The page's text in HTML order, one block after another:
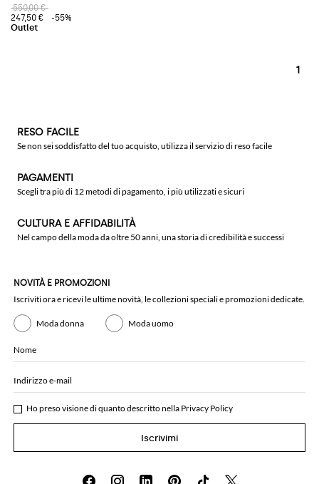
550,00 €
247,50 €
-55%
1
RESO FACILE
Se non sei soddisfatto del tuo acquisto, utilizza il servizio di reso facile
PAGAMENTI
Scegli tra più di 12 metodi di pagamento, i più utilizzati e sicuri
CULTURA E AFFIDABILITÀ
Nel campo della moda da oltre 50 anni, una storia di credibilità e successi
NOVITÀ E PROMOZIONI
Iscriviti ora e ricevi le ultime novità, le collezioni speciali e promozioni dedicate.
Moda donna Moda uomo
Nome
Indirizzo e-mail
Ho preso visione di quanto descritto nella Privacy Policy
Iscrivimi